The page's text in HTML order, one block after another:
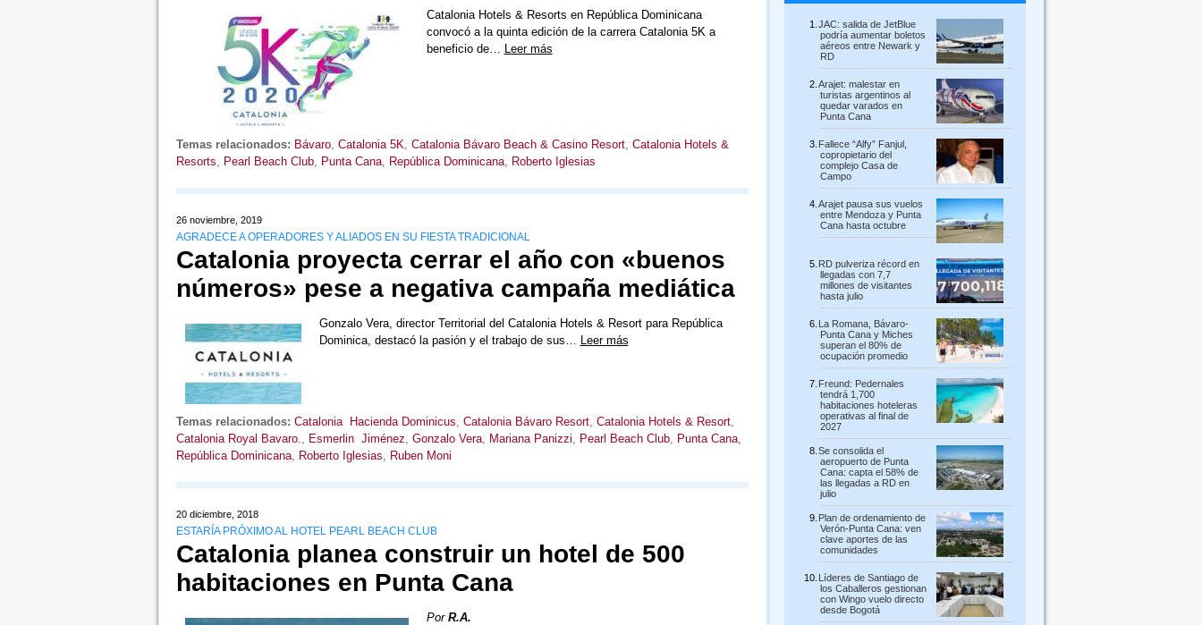
Catalonia Hotels & Resorts en República Dominicana
convocó a la quinta edición de la carrera Catalonia 5K a
beneficio de… Leer más
Temas relacionados: Bávaro, Catalonia 5K, Catalonia Bávaro Beach & Casino Resort, Catalonia Hotels &
Resorts, Pearl Beach Club, Punta Cana, República Dominicana, Roberto Iglesias
26 noviembre, 2019
AGRADECE A OPERADORES Y ALIADOS EN SU FIESTA TRADICIONAL
Catalonia proyecta cerrar el año con «buenos
números» pese a negativa campaña mediática
Gonzalo Vera, director Territorial del Catalonia Hotels & Resort para República
Dominica, destacó la pasión y el trabajo de sus… Leer más
Temas relacionados: Catalonia Hacienda Dominicus, Catalonia Bávaro Resort, Catalonia Hotels & Resort,
Catalonia Royal Bavaro., Esmerlin Jiménez, Gonzalo Vera, Mariana Panizzi, Pearl Beach Club, Punta Cana,
República Dominicana, Roberto Iglesias, Ruben Moni
20 diciembre, 2018
ESTARÍA PRÓXIMO AL HOTEL PEARL BEACH CLUB
Catalonia planea construir un hotel de 500
habitaciones en Punta Cana
Por R.A.
JAC: salida de JetBlue
podría aumentar boletos
aéreos entre Newark y
RD
Arajet: malestar en
turistas argentinos al
quedar varados en
Punta Cana
Fallece “Alfy” Fanjul,
copropietario del
complejo Casa de
Campo
Arajet pausa sus vuelos
entre Mendoza y Punta
Cana hasta octubre
RD pulveriza récord en
llegadas con 7,7
millones de visitantes
hasta julio
La Romana, Bávaro-
Punta Cana y Miches
superan el 80% de
ocupación promedio
Freund: Pedernales
tendrá 1,700
habitaciones hoteleras
operativas al final de
2027
Se consolida el
aeropuerto de Punta
Cana: capta el 58% de
las llegadas a RD en
julio
Plan de ordenamiento de
Verón-Punta Cana: ven
clave aportes de las
comunidades
Líderes de Santiago de
los Caballeros gestionan
con Wingo vuelo directo
desde Bogotá